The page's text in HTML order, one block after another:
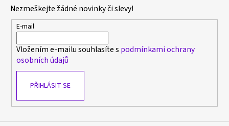
Nezmeškejte žádné novinky či slevy!
E-mail
Vložením e-mailu souhlasíte s podmínkami ochrany
osobních údajů
PŘIHLÁSIT SE